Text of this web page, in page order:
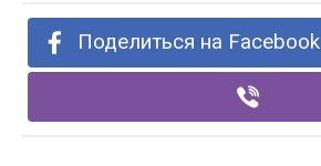
Поделиться на Facebook